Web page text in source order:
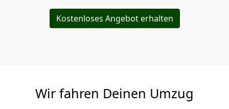
Kostenloses Angebot erhalten
Wir fahren Deinen Umzug